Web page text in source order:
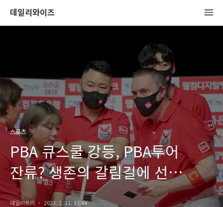
데일리와이즈
스포츠
PBA 큐스쿨 강등, PBA투어
잔류? 생존의 갈림길에 선
프로당구선수들
데일리트리 2023. 2. 11. 13:44